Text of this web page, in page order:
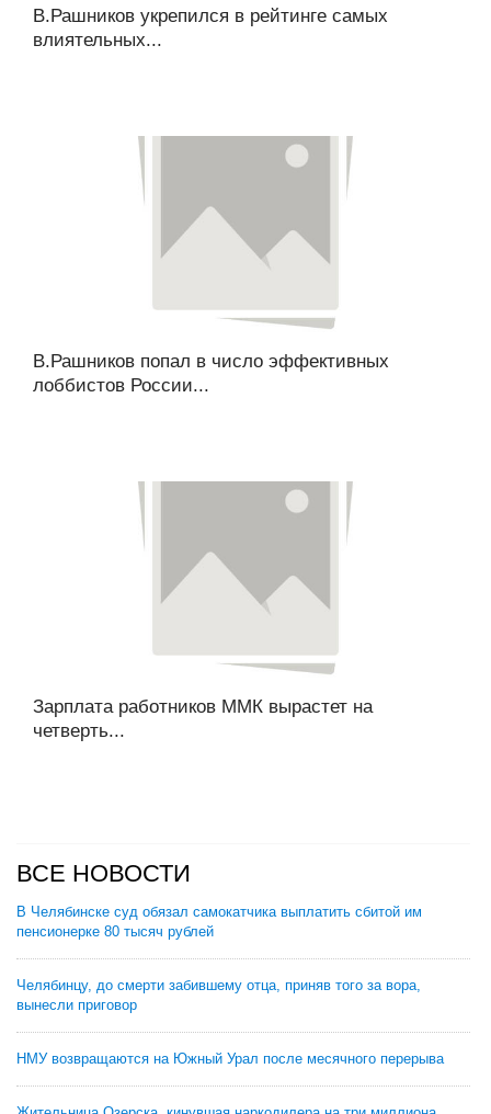
В.Рашников укрепился в рейтинге самых
влиятельных...
В.Рашников попал в число эффективных
лоббистов России...
Зарплата работников ММК вырастет на
четверть...
ВСЕ НОВОСТИ
В Челябинске суд обязал самокатчика выплатить сбитой им
пенсионерке 80 тысяч рублей
Челябинцу, до смерти забившему отца, приняв того за вора,
вынесли приговор
НМУ возвращаются на Южный Урал после месячного перерыва